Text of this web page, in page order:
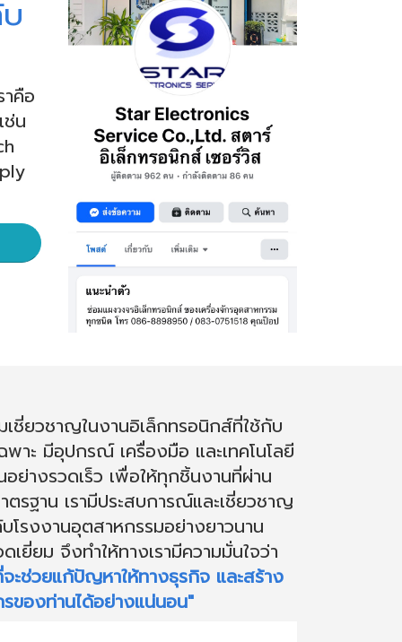
คือ
น
ชี่ยวชาญในงานอิเล็กทรอนิกส์ที่ใช้กับ
พาะ มีอุปกรณ์ เครื่องมือ และเทคโนโลยี
ย่างรวดเร็ว เพื่อให้ทุกชิ้นงานที่ผ่าน
รฐาน เรามีประสบการณ์และเชี่ยวชาญ
โรงงานอุตสาหกรรมอย่างยาวนาน
ยี่ยม จึงทำให้ทางเรามีความมั่นใจว่า
ะช่วยแก้ปัญหาให้ทางธุรกิจ และสร้าง
ของท่านได้อย่างแน่นอน"